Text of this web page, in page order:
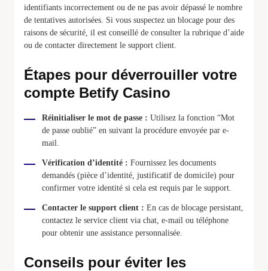
identifiants incorrectement ou de ne pas avoir dépassé le nombre
de tentatives autorisées. Si vous suspectez un blocage pour des
raisons de sécurité, il est conseillé de consulter la rubrique d’aide
ou de contacter directement le support client.
Étapes pour déverrouiller votre
compte Betify Casino
Réinitialiser le mot de passe : Utilisez la fonction “Mot
de passe oublié” en suivant la procédure envoyée par e-
mail.
Vérification d’identité : Fournissez les documents
demandés (pièce d’identité, justificatif de domicile) pour
confirmer votre identité si cela est requis par le support.
Contacter le support client : En cas de blocage persistant,
contactez le service client via chat, e-mail ou téléphone
pour obtenir une assistance personnalisée.
Conseils pour éviter les